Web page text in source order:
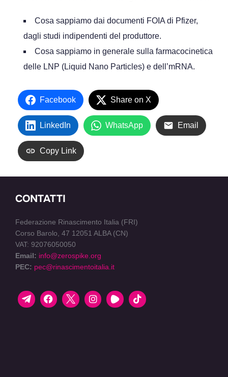
Cosa sappiamo dai documenti FOIA di Pfizer,
dagli studi indipendenti del produttore.
Cosa sappiamo in generale sulla farmacocinetica
delle LNP (Liquid Nano Particles) e dell’mRNA.
Facebook Share on X
LinkedIn WhatsApp Email
Copy Link
CONTATTI
Federazione Rinascimento Italia (FRI)
Corso Barolo, 47 12051 ALBA (CN)
VAT: 92076050050
Email: info@zerospike.org
PEC: pec@rinascimentoitalia.it